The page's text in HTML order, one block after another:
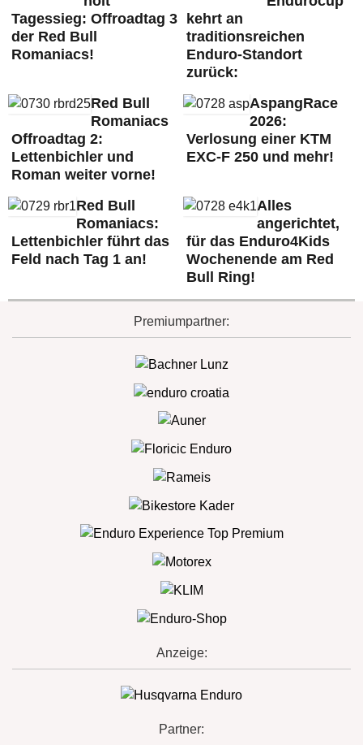
Tagessieg: Offroadtag 3
der Red Bull
Romaniacs!
kehrt an
traditionsreichen
Enduro-Standort
zurück:
Red Bull
Romaniacs
Offroadtag 2:
Lettenbichler und
Roman weiter vorne!
AspangRace
2026:
Verlosung einer KTM
EXC-F 250 und mehr!
Red Bull
Romaniacs:
Lettenbichler führt das
Feld nach Tag 1 an!
Alles
angerichtet,
für das Enduro4Kids
Wochenende am Red
Bull Ring!
Premiumpartner:
Anzeige:
Partner: